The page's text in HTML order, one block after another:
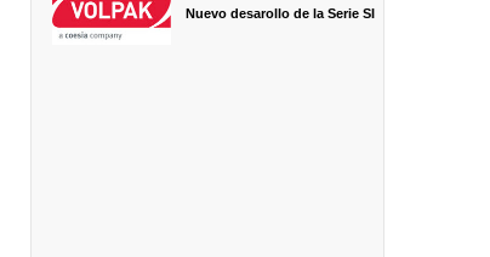
Nuevo desarollo de la Serie SI